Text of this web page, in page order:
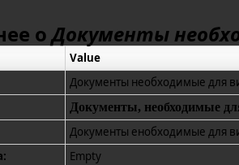
оДокументы
Value
Документы необходимые для
Документы, необходимые
Документы енобходимые для
Empty